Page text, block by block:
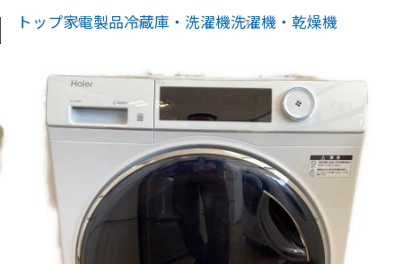
トップ家電製品冷蔵庫・洗濯機洗濯機・乾燥機